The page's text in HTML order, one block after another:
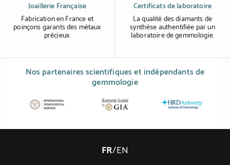
Joaillerie Française
Fabrication en France et
poinçons garants des métaux
précieux.
Certificats de laboratoire
La qualité des diamants de
synthèse authentifiée par un
laboratoire de gemmologie.
Nos partenaires scientifiques et indépendants de
gemmologie
FR/EN